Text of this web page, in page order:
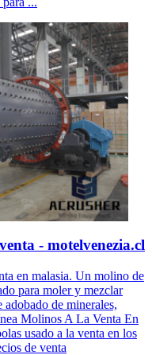
- motelvenezia.cl
en malasia. Un molino de
para moler y mezclar
adobado de minerales,
Molinos A La Venta En
usado a la venta en los
de venta